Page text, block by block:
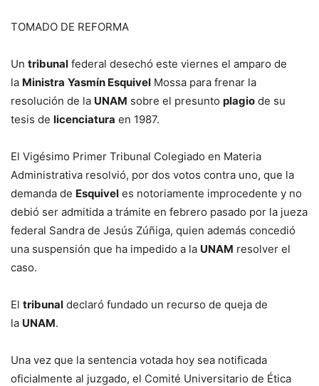
TOMADO DE REFORMA
Un tribunal federal desechó este viernes el amparo de
la Ministra Yasmín Esquivel Mossa para frenar la
resolución de la UNAM sobre el presunto plagio de su
tesis de licenciatura en 1987.
El Vigésimo Primer Tribunal Colegiado en Materia
Administrativa resolvió, por dos votos contra uno, que la
demanda de Esquivel es notoriamente improcedente y no
debió ser admitida a trámite en febrero pasado por la jueza
federal Sandra de Jesús Zúñiga, quien además concedió
una suspensión que ha impedido a la UNAM resolver el
caso.
El tribunal declaró fundado un recurso de queja de
la UNAM.
Una vez que la sentencia votada hoy sea notificada
oficialmente al juzgado, el Comité Universitario de Ética